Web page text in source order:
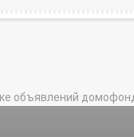
объявлений